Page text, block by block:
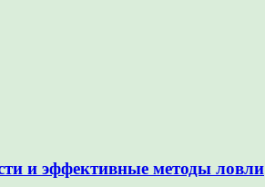
и эффективные методы ловли